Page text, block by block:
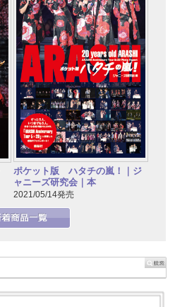
ポケット版 ハタチの嵐！｜ジ
ャニーズ研究会｜本
2021/05/14発売